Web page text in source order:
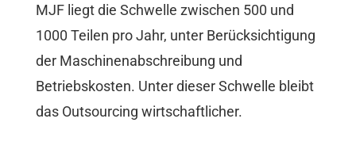
MJF liegt die Schwelle zwischen 500 und
1000 Teilen pro Jahr, unter Berücksichtigung
der Maschinenabschreibung und
Betriebskosten. Unter dieser Schwelle bleibt
das Outsourcing wirtschaftlicher.